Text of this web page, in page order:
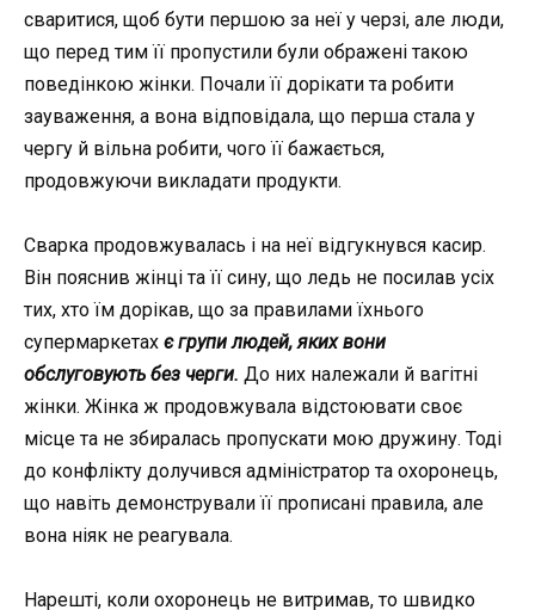
сваритися, щоб бути першою за неї у черзі, але люди,
що перед тим її пропустили були ображені такою
поведінкою жінки. Почали її дорікати та робити
зауваження, а вона відповідала, що перша стала у
чергу й вільна робити, чого її бажається,
продовжуючи викладати продукти.
Сварка продовжувалась і на неї відгукнувся касир.
Він пояснив жінці та її сину, що ледь не посилав усіх
тих, хто їм дорікав, що за правилами їхнього
супермаркетах є групи людей, яких вони
обслуговують без черги. До них належали й вагітні
жінки. Жінка ж продовжувала відстоювати своє
місце та не збиралась пропускати мою дружину. Тоді
до конфлікту долучився адміністратор та охоронець,
що навіть демонстрували її прописані правила, але
вона ніяк не реагувала.
Нарешті, коли охоронець не витримав, то швидко